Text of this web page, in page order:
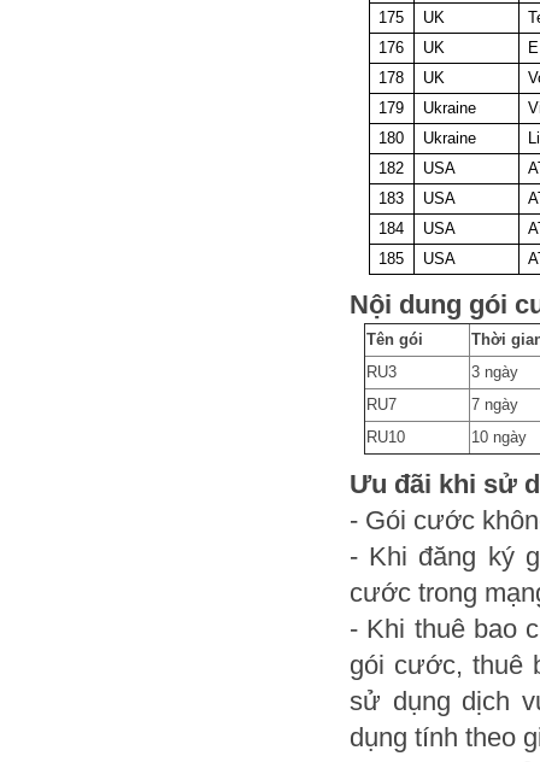
175 UK
176
UK
178
UK
179
Ukraine
180
Ukraine
182
USA
183
USA
184
USA
185
USA
Nội dung gói
Tên gói
Thời
RU3
3 ngày
RU7
7 ngày
RU10
10 ngày
Ưu đãi khi sử
- Gói cước
- Khi đăng ký
cước trong
- Khi thuê bao
gói cước, thuê
sử dụng dịch
dụng tính theo